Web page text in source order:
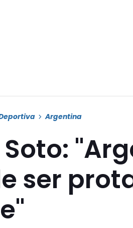
Argentina
ser